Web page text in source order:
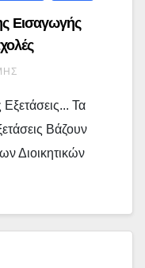
Εισαγωγής
Τα
Βάζουν
Διοικητικών